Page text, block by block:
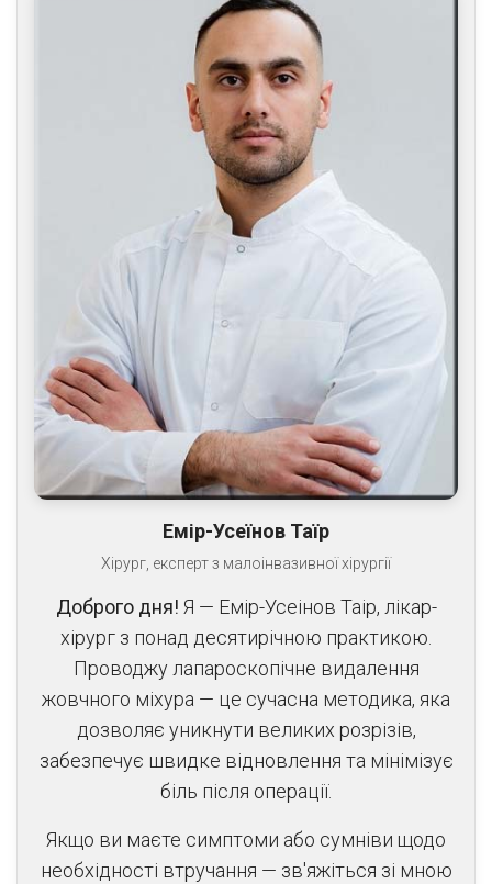
Емір-Усеїнов Таїр
Хірург, експерт з малоінвазивної хірургії
Доброго дня! Я — Емір-Усеінов Таір, лікар-
хірург з понад десятирічною практикою.
Проводжу лапароскопічне видалення
жовчного міхура — це сучасна методика, яка
дозволяє уникнути великих розрізів,
забезпечує швидке відновлення та мінімізує
біль після операції.
Якщо ви маєте симптоми або сумніви щодо
необхідності втручання — зв'яжіться зі мною